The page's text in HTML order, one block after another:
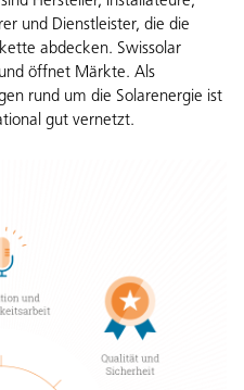
und Dienstleister, die die
abdecken. Swissolar
öffnet Märkte. Als
rund um die Solarenergie ist
gut vernetzt.